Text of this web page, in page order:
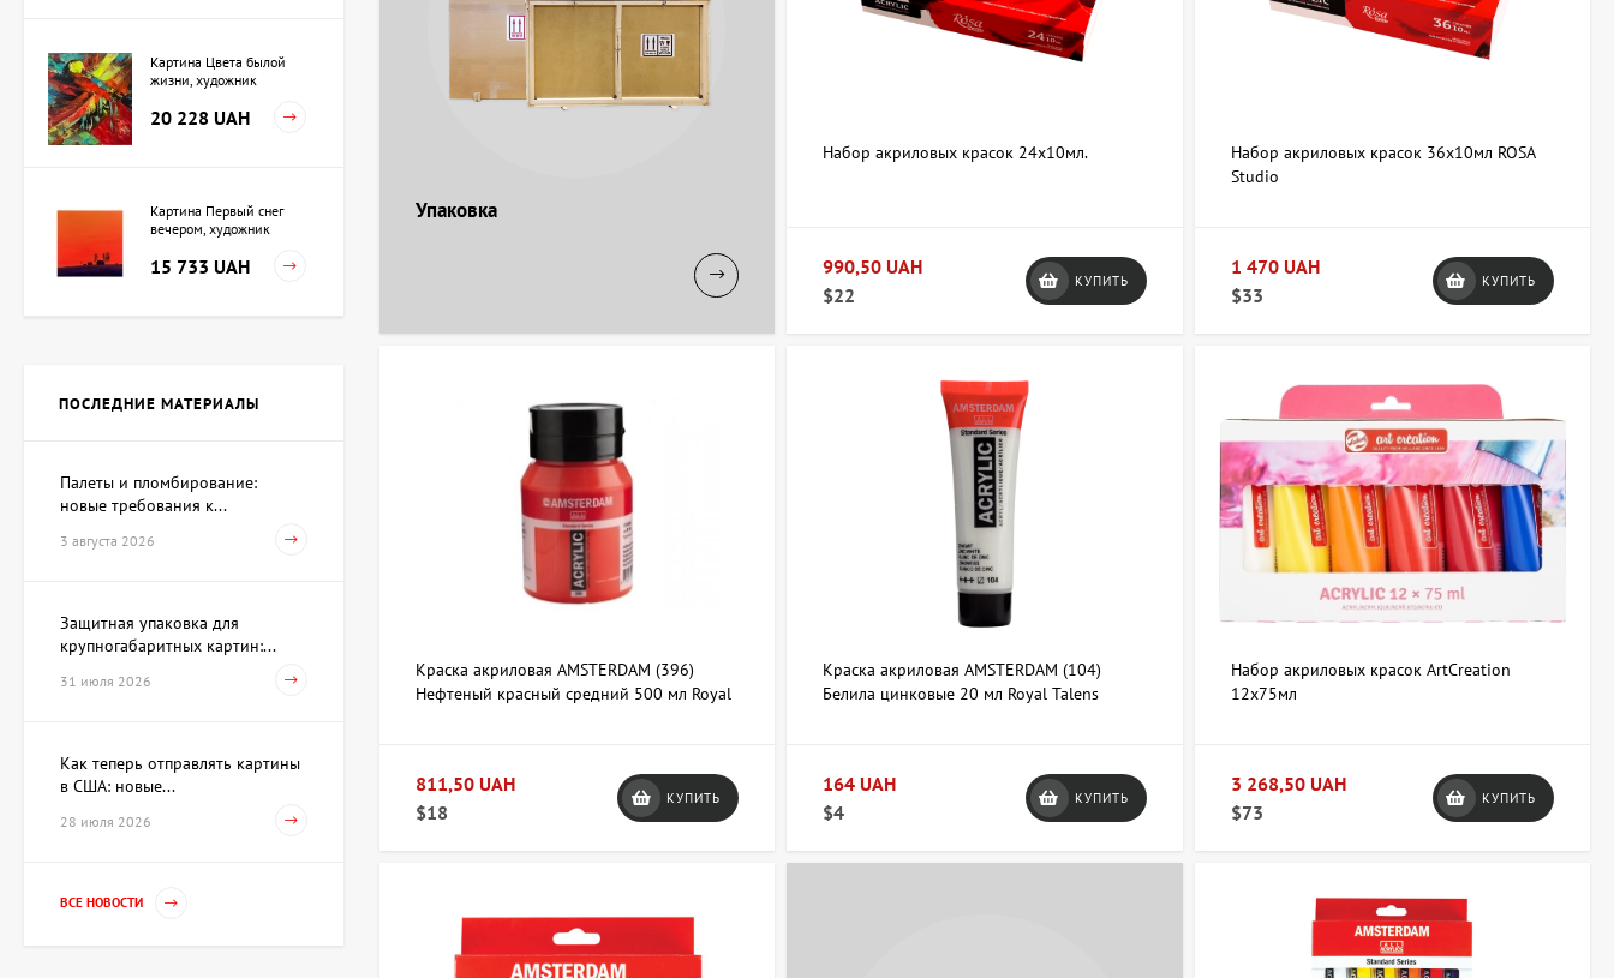
Упаковка
Набор акриловых красок 24х10мл.
990,50 UAH
$22
КУПИТЬ
Набор акриловых красок 36х10мл ROSA
Studio
1 470 UAH
$33
КУПИТЬ
Краска акриловая AMSTERDAM (396)
Нефтеный красный средний 500 мл Royal
811,50 UAH
$18
КУПИТЬ
Краска акриловая AMSTERDAM (104)
Белила цинковые 20 мл Royal Talens
164 UAH
$4
КУПИТЬ
Набор акриловых красок ArtCreation
12х75мл
3 268,50 UAH
$73
КУПИТЬ
Картина Цвета былой
жизни, художник
20 228 UAH
Картина Первый снег
вечером, художник
15 733 UAH
Цена по
Скульптура Поиск себя,
Акварель Заговор Амура и
Венеры, художник Павлов
ПОСЛЕДНИЕ МАТЕРИАЛЫ
Палеты и пломбирование:
новые требования к...
3 августа 2026
Защитная упаковка для
крупногабаритных картин:...
31 июля 2026
Как теперь отправлять картины
в США: новые...
28 июля 2026
ВСЕ НОВОСТИ